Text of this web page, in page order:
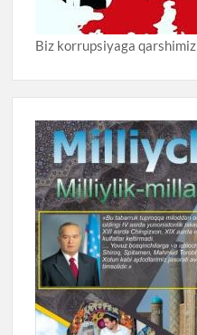
Biz korrupsiyaga qarshimiz